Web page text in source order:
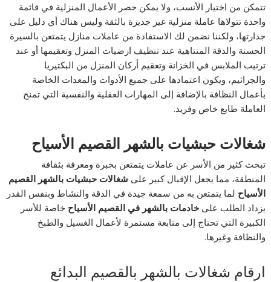
تتمكن من اختيار الأنسب، ولا يمكن حصر الأعمال المنزلية في قائمة
واحدة تتولاها عاملة منزلية غير جديرة بالثقة وليس هناك أي دليل على
جدارتها، ولكننا نضمن لك الاستفادة من عاملات منازل يتمتعن بالسيرة
الحسنة والدقة المتناهية عند تنظيف ارضيات المنزل وتعقيمها أو عند
ترتيب الملابس في الخزانة وتعقيم أركان المنزل من البكتيريا
والجراثيم، ويكون اعتمادها على جميع الأدوات والمعدات الخاصة
بأعمال النظافة بالإضافة إلى المهارات العقلية والنفسية التي تمنح
العاملة طابع خاص وفريد.
شغالات حبشيات بالشهر القصيم الأسياح
تبحث كثير من الأسر عن عاملات يتمتعن بخبرة ومعرفة بثقافة
المنطقة، مما يجعل الإقبال كبير على شغالات حبشيات بالشهر القصيم
الأسياح لما يتمتعن به من سمعة جيدة في الدقة والنشاط وبنفس القدر
يزداد الطلب علىخادمات بالشهر في القصيم الأسياح خاصة للأسر
الكبيرة التي تحتاج إلى متابعة مستمرة لأعمال الغسيل والطبخ
والنظافة وغيرها.
ارقام شغالات بالشهر بالقصيم البدائع